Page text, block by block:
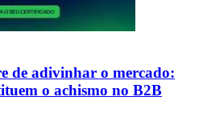
de adivinhar o mercado:
o achismo no B2B